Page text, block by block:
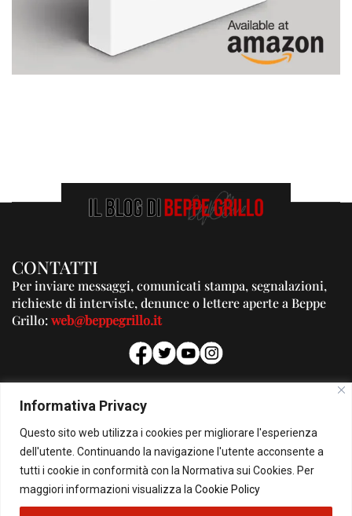
Informativa Privacy
Questo sito web utilizza i cookies per migliorare l'esperienza
dell'utente. Continuando la navigazione l'utente acconsente a
tutti i cookie in conformità con la Normativa sui Cookies. Per
maggiori informazioni visualizza la Cookie Policy
CONTATTI
Per inviare messaggi, comunicati stampa, segnalazioni,
richieste di interviste, denunce o lettere aperte a Beppe
Grillo:web@beppegrillo.it
PUBBLICITA'
Per la tua pubblicità su questo Blog:
pubblicita@beppegrillo.it